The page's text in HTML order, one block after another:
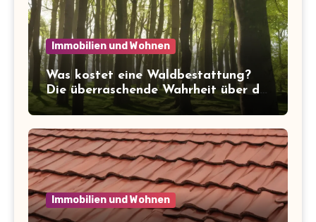
Immobilien und Wohnen
Was kostet eine Waldbestattung?
Die überraschende Wahrheit über die
Kosten der letzten Ruhe
Immobilien und Wohnen